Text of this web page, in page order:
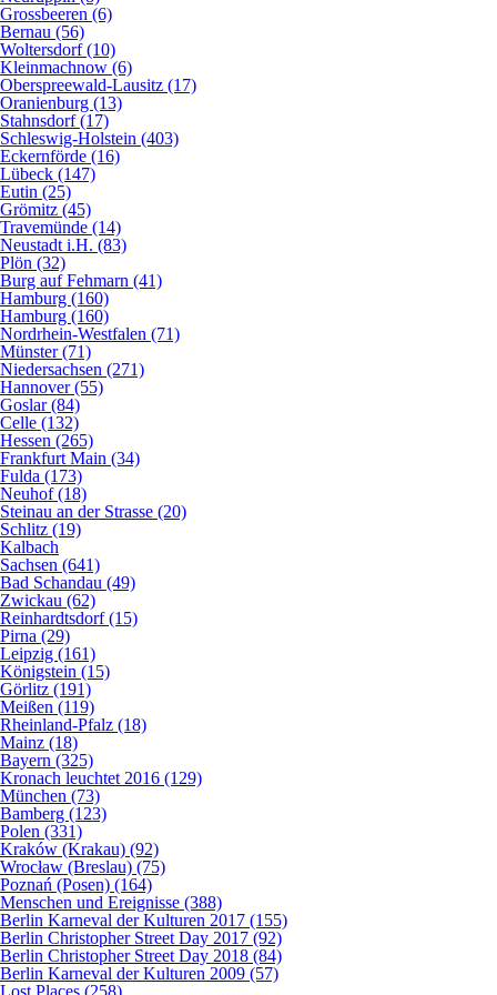
Grossbeeren (6)
Bernau (56)
Woltersdorf (10)
Kleinmachnow (6)
Oberspreewald-Lausitz (17)
Oranienburg (13)
Stahnsdorf (17)
Schleswig-Holstein (403)
Eckernförde (16)
Lübeck (147)
Eutin (25)
Grömitz (45)
Travemünde (14)
Neustadt i.H. (83)
Plön (32)
Burg auf Fehmarn (41)
Hamburg (160)
Hamburg (160)
Nordrhein-Westfalen (71)
Münster (71)
Niedersachsen (271)
Hannover (55)
Goslar (84)
Celle (132)
Hessen (265)
Frankfurt Main (34)
Fulda (173)
Neuhof (18)
Steinau an der Strasse (20)
Schlitz (19)
Kalbach
Sachsen (641)
Bad Schandau (49)
Zwickau (62)
Reinhardtsdorf (15)
Pirna (29)
Leipzig (161)
Königstein (15)
Görlitz (191)
Meißen (119)
Rheinland-Pfalz (18)
Mainz (18)
Bayern (325)
Kronach leuchtet 2016 (129)
München (73)
Bamberg (123)
Polen (331)
Kraków (Krakau) (92)
Wrocław (Breslau) (75)
Poznań (Posen) (164)
Menschen und Ereignisse (388)
Berlin Karneval der Kulturen 2017 (155)
Berlin Christopher Street Day 2017 (92)
Berlin Christopher Street Day 2018 (84)
Berlin Karneval der Kulturen 2009 (57)
Lost Places (258)